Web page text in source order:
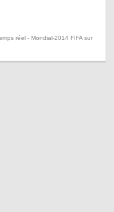
réel - Mondial-2014 FIFA sur